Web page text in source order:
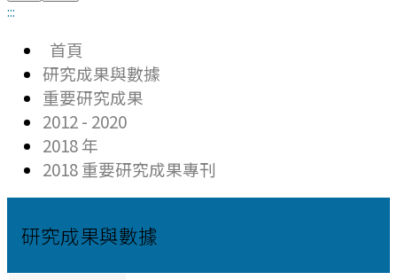
:::
首頁
研究成果與數據
重要研究成果
2012 - 2020
2018 年
2018 重要研究成果專刊
研究成果與數據